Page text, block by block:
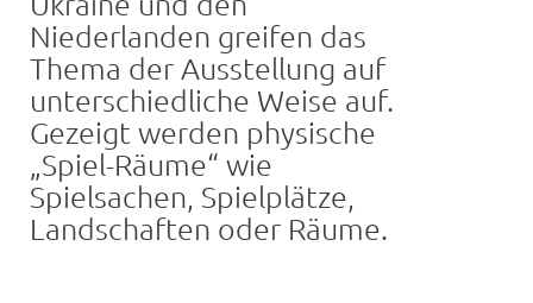
Niederlanden greifen das
Thema der Ausstellung auf
unterschiedliche Weise auf.
Gezeigt werden physische
„Spiel-Räume“ wie
Spielsachen, Spielplätze,
Landschaften oder Räume.